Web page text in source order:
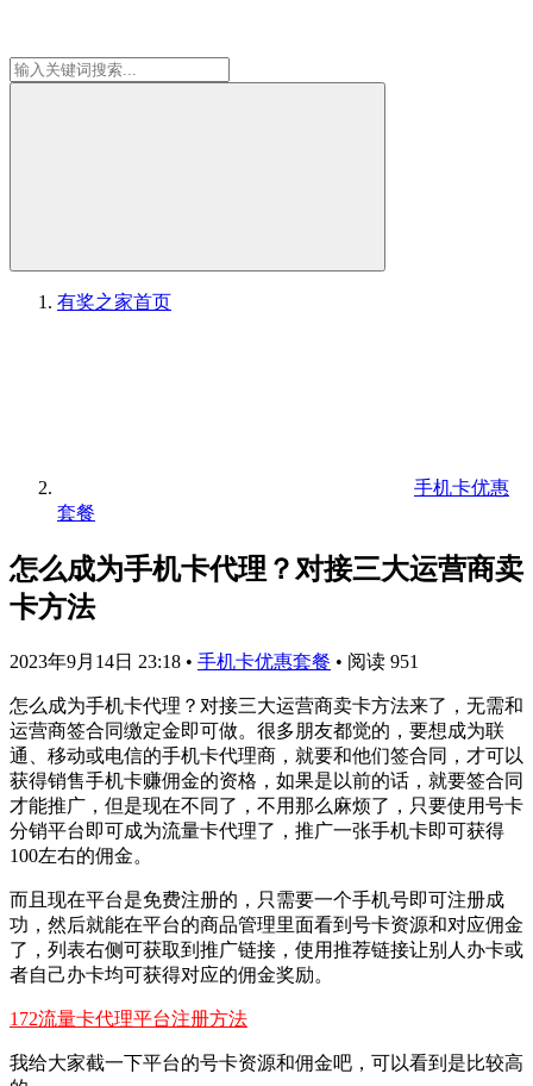
有奖之家首页
手机卡优惠
套餐
怎么成为手机卡代理？对接三大运营商卖
卡方法
2023年9月14日 23:18 • 手机卡优惠套餐 • 阅读 951
怎么成为手机卡代理？对接三大运营商卖卡方法来了，无需和
运营商签合同缴定金即可做。很多朋友都觉的，要想成为联
通、移动或电信的手机卡代理商，就要和他们签合同，才可以
获得销售手机卡赚佣金的资格，如果是以前的话，就要签合同
才能推广，但是现在不同了，不用那么麻烦了，只要使用号卡
分销平台即可成为流量卡代理了，推广一张手机卡即可获得
100左右的佣金。
而且现在平台是免费注册的，只需要一个手机号即可注册成
功，然后就能在平台的商品管理里面看到号卡资源和对应佣金
了，列表右侧可获取到推广链接，使用推荐链接让别人办卡或
者自己办卡均可获得对应的佣金奖励。
172流量卡代理平台注册方法
我给大家截一下平台的号卡资源和佣金吧，可以看到是比较高